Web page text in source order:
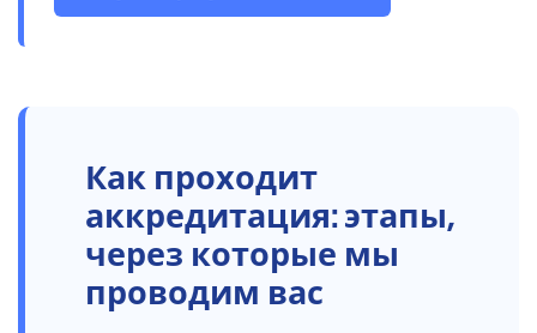
Как проходит
аккредитация: этапы,
через которые мы
проводим вас